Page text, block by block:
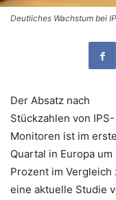
Deutliches Wachstum bei
Der Absatz nach
Stückzahlen von IPS-
Monitoren ist im
Quartal in Europa um
Prozent im
eine aktuelle Studie